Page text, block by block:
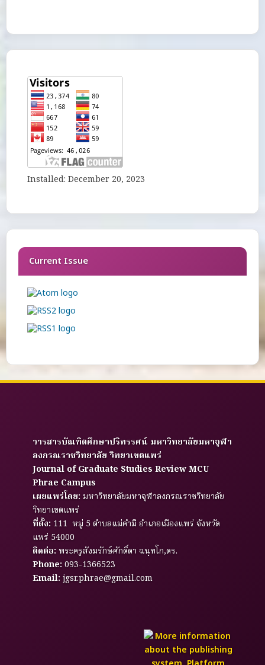
Installed: December 20, 2023
Current Issue
วารสารบัณฑิตศึกษาปริทรรศน์ มหาวิทยาลัยมหาจุฬา
ลงกรณราชวิทยาลัย วิทยาเขตแพร่
Journal of Graduate Studies Review MCU
Phrae Campus
เผยแพร่โดย: มหาวิทยาลัยมหาจุฬาลงกรณราชวิทยาลัย
วิทยาเขตแพร่
ที่ตั้ง: 111 หมู่ 5 ตำบลแม่คำมี อำเภอเมืองแพร่ จังหวัด
แพร่ 54000
ติดต่อ: พระครูสังฆรักษ์ศักดิ์ดา ฉนฺทโก,ดร.
Phone: 093-1366523
Email: jgsr.phrae@gmail.com